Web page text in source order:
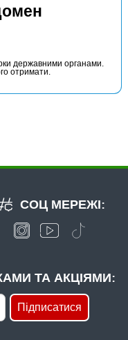
державними органами.
отримати.
ТА АКЦІЯМИ:
Підписатися
СОЦ МЕРЕЖІ: